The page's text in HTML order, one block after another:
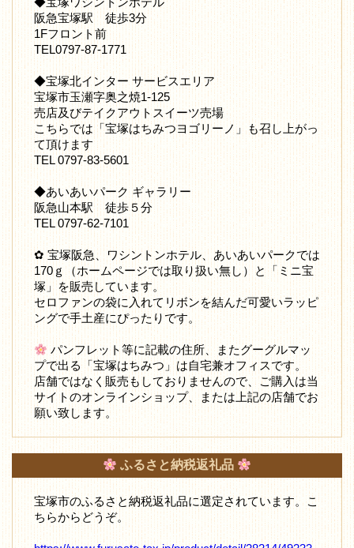
阪急宝塚駅 徒歩3分
1Fフロント前
TEL0797-87-1771
◆宝塚北インター サービスエリア
宝塚市玉瀬字奥之焼1-125
売店及びテイクアウトスイーツ売場
こちらでは「宝塚はちみつヨゴリーノ」も召し上がっ
て頂けます
TEL 0797-83-5601
◆あいあいパーク ギャラリー
阪急山本駅 徒歩５分
TEL 0797-62-7101
✿ 宝塚阪急、ワシントンホテル、あいあいパークでは
170ｇ（ホームページでは取り扱い無し）と「ミニ宝
塚」を販売しています。
セロファンの袋に入れてリボンを結んだ可愛いラッピ
ングで手土産にぴったりです。
パンフレット等に記載の住所、またグーグルマッ
プで出る「宝塚はちみつ」は自宅兼オフィスです。
店舗ではなく販売もしておりませんので、ご購入は当
サイトのオンラインショップ、または上記の店舗でお
願い致します。
ふるさと納税返礼品
宝塚市のふるさと納税返礼品に選定されています。こ
ちらからどうぞ。